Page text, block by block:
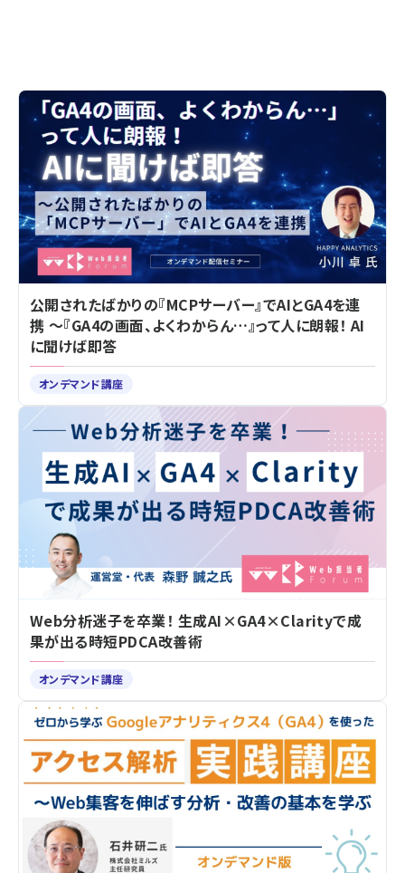
公開されたばかりの『MCPサーバー』でAIとGA4を連
携 ～『GA4の画面、よくわからん…』って人に朗報！ AI
に聞けば即答
オンデマンド講座
Web分析迷子を卒業！ 生成AI×GA4×Clarityで成
果が出る時短PDCA改善術
オンデマンド講座